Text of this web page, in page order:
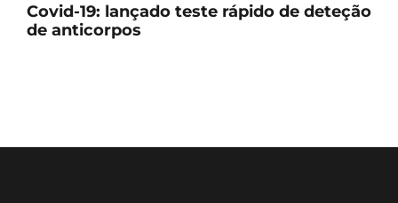
Covid-19: lançado teste rápido de deteção
de anticorpos